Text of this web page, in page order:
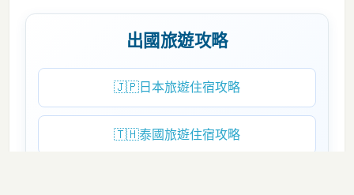
出國旅遊攻略
🇯🇵 日本旅遊住宿攻略
🇹🇭泰國旅遊住宿攻略